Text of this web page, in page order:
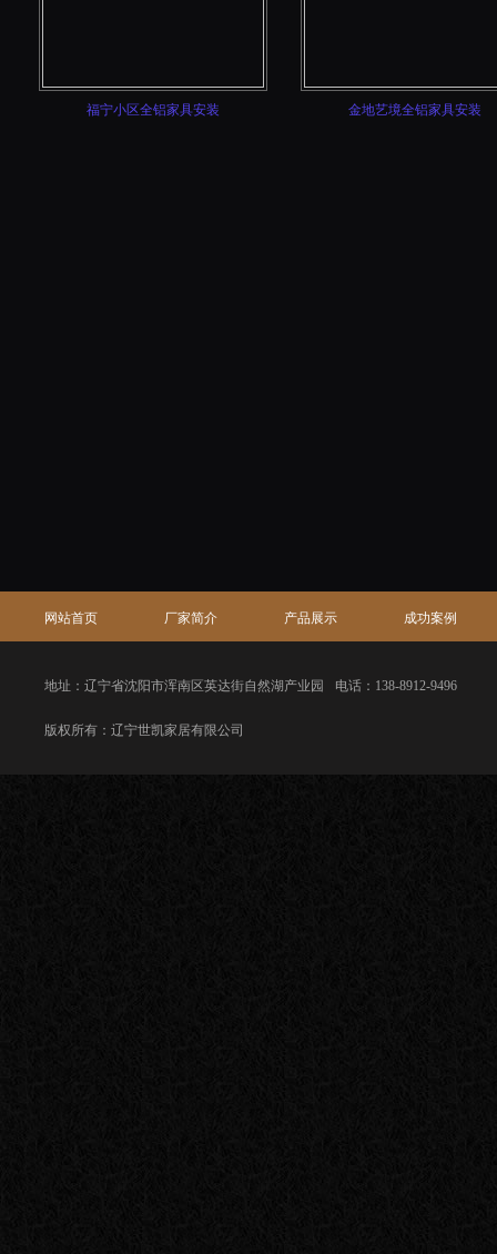
福宁小区全铝家具安装 金地艺境全铝家具安装
网站首页 厂家简介 产品展示 成功案例
地址：辽宁省沈阳市浑南区英达街自然湖产业园 电话：138-8912-9496
版权所有：辽宁世凯家居有限公司